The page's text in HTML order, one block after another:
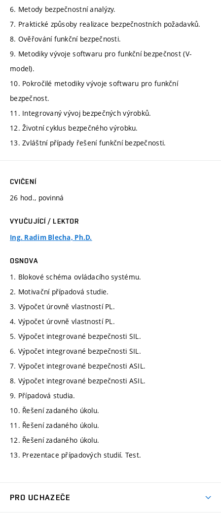
6. Metody bezpečnostní analýzy.
7. Praktické způsoby realizace bezpečnostních požadavků.
8. Ověřování funkční bezpečnosti.
9. Metodiky vývoje softwaru pro funkční bezpečnost (V-
model).
10. Pokročilé metodiky vývoje softwaru pro funkční
bezpečnost.
11. Integrovaný vývoj bezpečných výrobků.
12. Životní cyklus bezpečného výrobku.
13. Zvláštní případy řešení funkční bezpečnosti.
CVIČENÍ
26 hod., povinná
VYUČUJÍCÍ / LEKTOR
Ing. Radim Blecha, Ph.D.
OSNOVA
1. Blokové schéma ovládacího systému.
2. Motivační případová studie.
3. Výpočet úrovně vlastností PL.
4. Výpočet úrovně vlastností PL.
5. Výpočet integrované bezpečnosti SIL.
6. Výpočet integrované bezpečnosti SIL.
7. Výpočet integrované bezpečnosti ASIL.
8. Výpočet integrované bezpečnosti ASIL.
9. Případová studia.
10. Řešení zadaného úkolu.
11. Řešení zadaného úkolu.
12. Řešení zadaného úkolu.
13. Prezentace případových studií. Test.
PRO UCHAZEČE